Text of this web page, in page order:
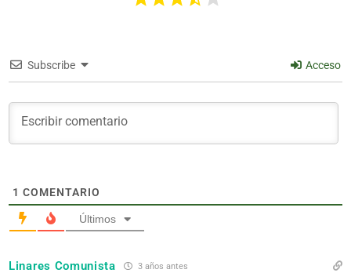
Subscribe Acceso
1 COMENTARIO
Últimos
Linares Comunista 3 años antes